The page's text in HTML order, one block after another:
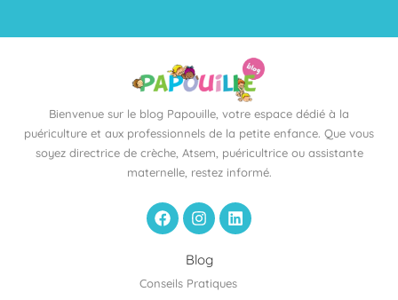
Bienvenue sur le blog Papouille, votre espace dédié à la
puériculture et aux professionnels de la petite enfance. Que vous
soyez directrice de crèche, Atsem, puéricultrice ou assistante
maternelle, restez informé.
F
a
c
o
I
n
s
t
a
g
L
i
n
d
Blog
Conseils Pratiques